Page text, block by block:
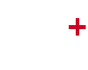
+